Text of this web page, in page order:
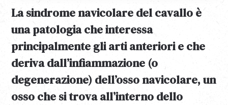
La sindrome navicolare del cavallo è
una patologia che interessa
principalmente gli arti anteriori e che
deriva dall’infiammazione (o
degenerazione) dell’osso navicolare, un
osso che si trova all’interno dello